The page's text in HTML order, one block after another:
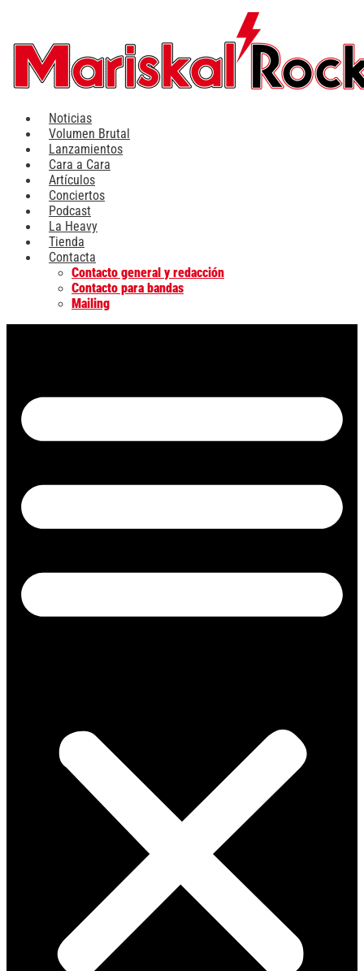
contenido
Noticias
Volumen Brutal
Lanzamientos
Cara a Cara
Artículos
Conciertos
Podcast
La Heavy
Tienda
Contacta
Contacto general y redacción
Contacto para bandas
Mailing